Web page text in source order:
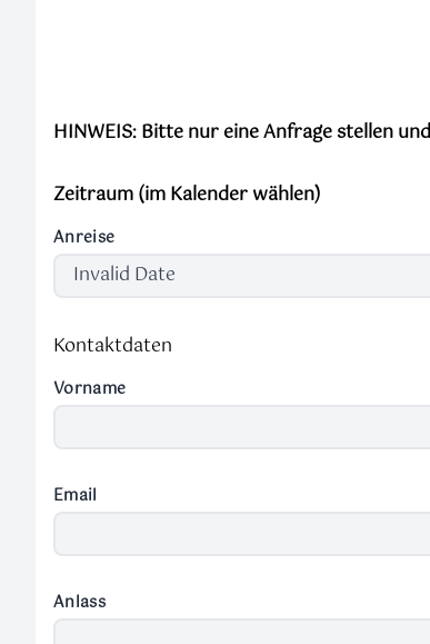
HINWEIS: Bitte nur eine Anfrage stellen
Zeitraum (im Kalender wählen)
Anreise
Kontaktdaten
Vorname
Email
Anlass